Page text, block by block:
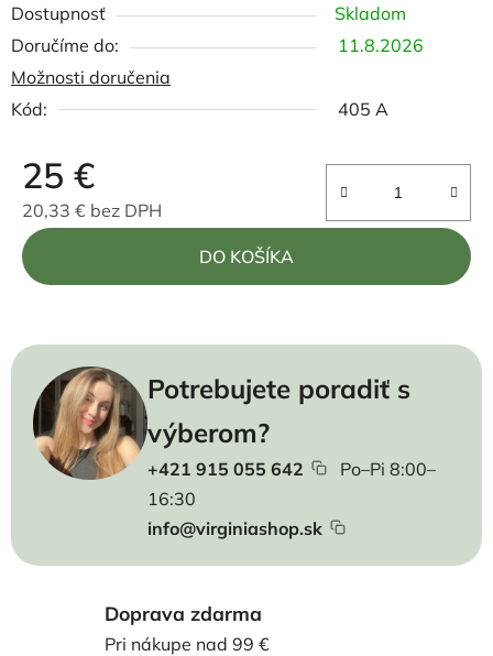
Dostupnosť
Skladom
11.8.2026
Možnosti doručenia
Kód:
405 A
25 €
20,33 € bez DPH
Jednotková cena:
DO KOŠÍKA
Potrebujete poradiť s
výberom?
+421 915 055 642
Po–Pi 8:00–
16:30
info@virginiashop.sk
Doprava zdarma
Pri nákupe nad 99 €